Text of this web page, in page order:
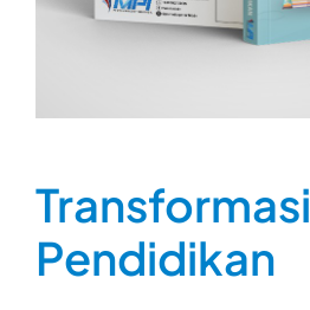
Transformasi
Pendidikan